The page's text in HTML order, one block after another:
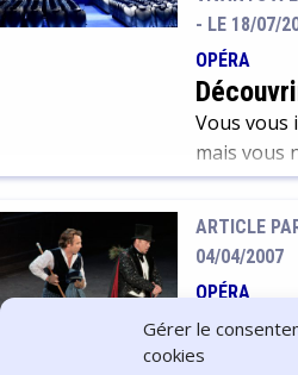
Gérer le
cookies
despote
printemps
découvrir
liés à l’art
propos
différentes
discipline.
- LE 18/07/
OPÉRA
Vous vous
mais vous
rien ou
nous
sélection
qui vous
connaître
ARTICLE
04/04/2007
OPÉRA
Roberto
public